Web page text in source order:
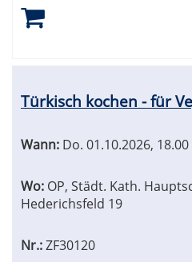
Türkisch kochen - für
Wann: Do. 01.10.2026,
Wo: OP, Städt. Kath.
Hederichsfeld 19
Nr.:ZF30120